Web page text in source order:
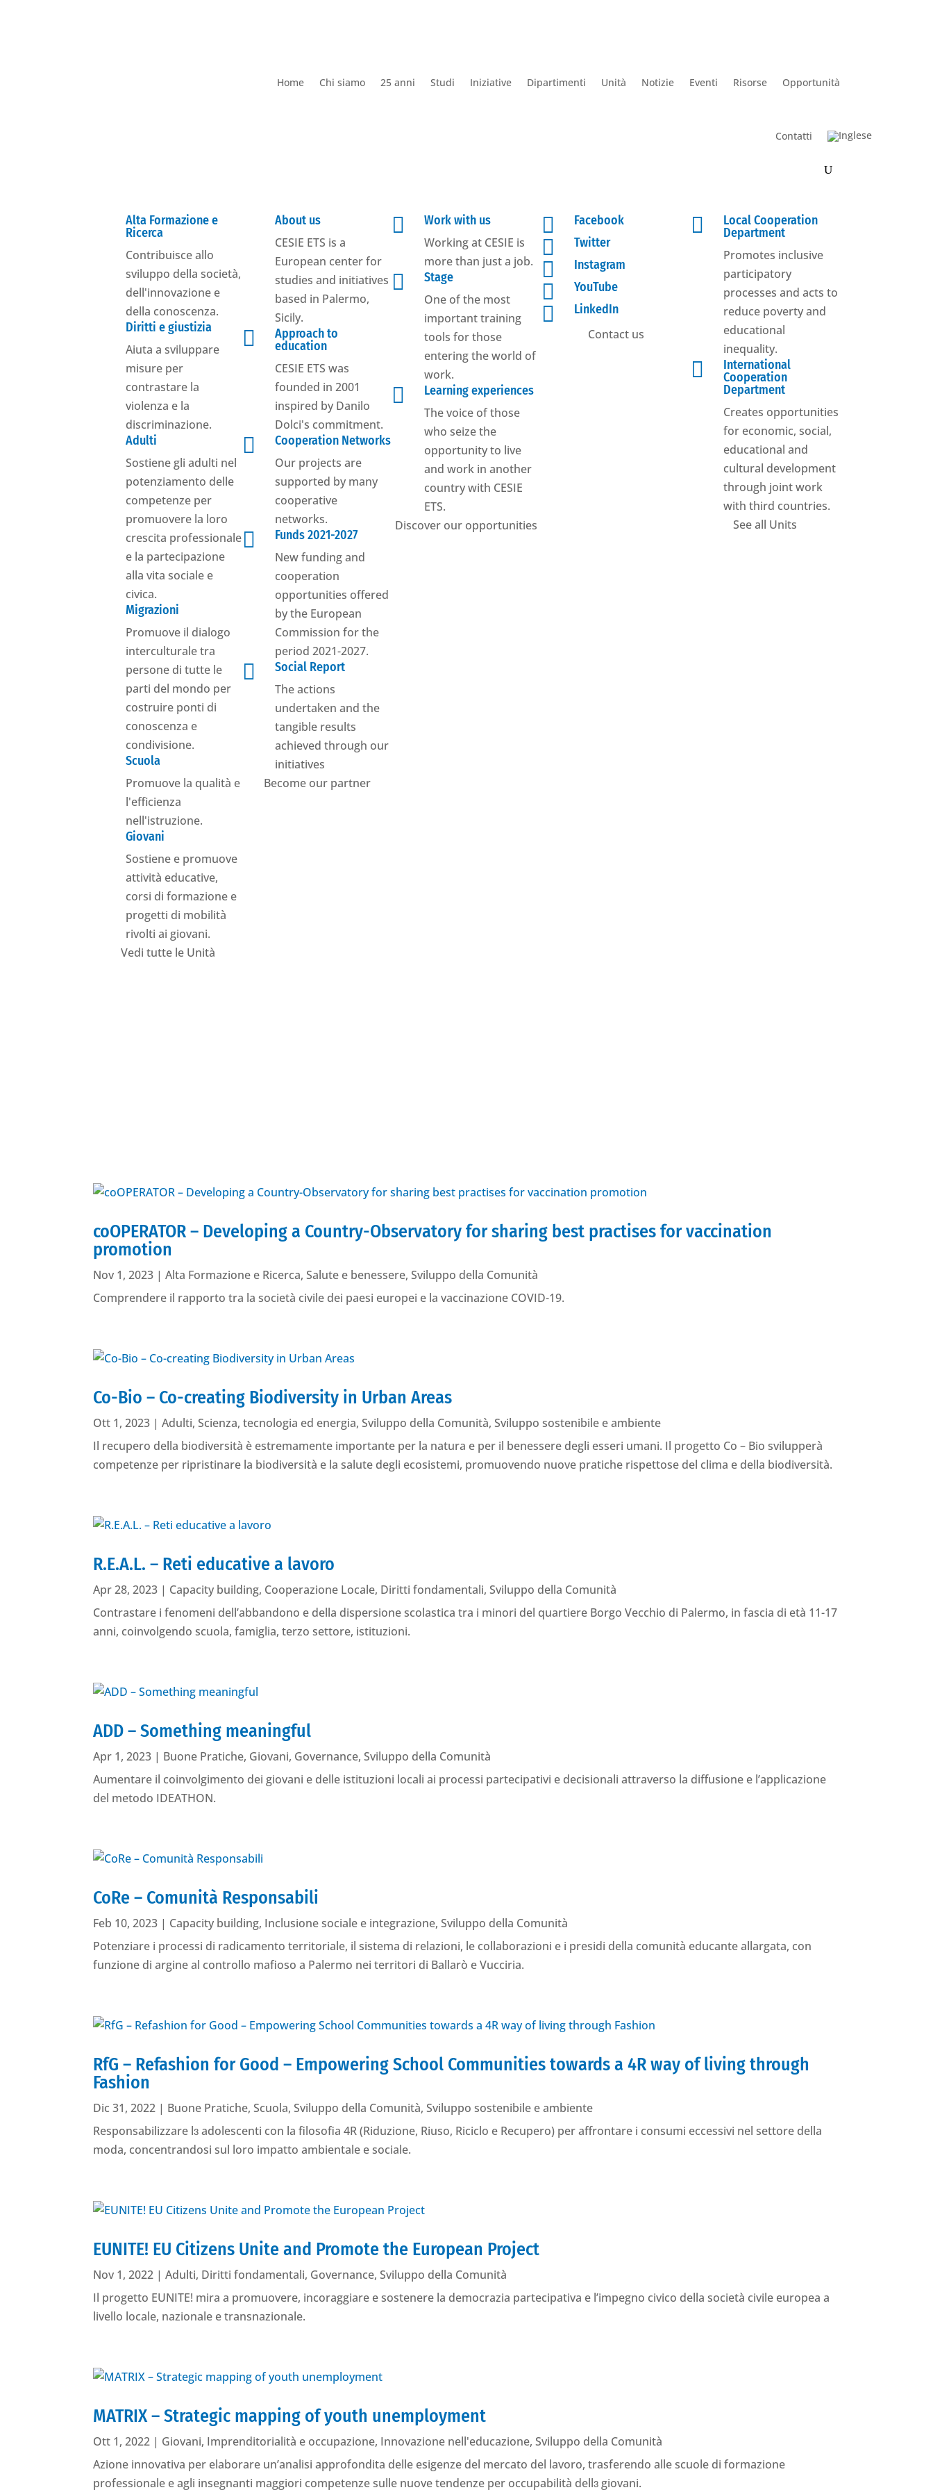
Home Chi siamo 25 anni Studi Iniziative Dipartimenti Unità Notizie Eventi Risorse Opportunità
Contatti
Alta Formazione e
Ricerca
Contribuisce allo
sviluppo della società,
dell'innovazione e
della conoscenza.
Diritti e giustizia
Aiuta a sviluppare
misure per
contrastare la
violenza e la
discriminazione.
Adulti
Sostiene gli adulti nel
potenziamento delle
competenze per
promuovere la loro
crescita professionale
e la partecipazione
alla vita sociale e
civica.
Migrazioni
Promuove il dialogo
interculturale tra
persone di tutte le
parti del mondo per
costruire ponti di
conoscenza e
condivisione.
Scuola
Promuove la qualità e
l'efficienza
nell'istruzione.
Giovani
Sostiene e promuove
attività educative,
corsi di formazione e
progetti di mobilità
rivolti ai giovani.
Vedi tutte le Unità
About us
CESIE ETS is a
European center for
studies and initiatives
based in Palermo,
Sicily.

Approach to
education
CESIE ETS was
founded in 2001
inspired by Danilo
Dolci's commitment.

Cooperation Networks
Our projects are
supported by many
cooperative
networks.

Funds 2021-2027
New funding and
cooperation
opportunities offered
by the European
Commission for the
period 2021-2027.

Social Report
The actions
undertaken and the
tangible results
achieved through our
initiatives
Become our partner

Work with us
Working at CESIE is
more than just a job.

Stage
One of the most
important training
tools for those
entering the world of
work.

Learning experiences
The voice of those
who seize the
opportunity to live
and work in another
country with CESIE
ETS.
Discover our opportunities
 Facebook
 Twitter
 Instagram
 YouTube

LinkedIn
Contact us

Local Cooperation
Department
Promotes inclusive
participatory
processes and acts to
reduce poverty and
educational
inequality.

International
Cooperation
Department
Creates opportunities
for economic, social,
educational and
cultural development
through joint work
with third countries.
See all Units
coOPERATOR – Developing a Country-Observatory for sharing best practises for vaccination
promotion
Nov 1, 2023 |Alta Formazione e Ricerca,Salute e benessere,Sviluppo della Comunità
Comprendere il rapporto tra la società civile dei paesi europei e la vaccinazione COVID-19.
Co-Bio – Co-creating Biodiversity in Urban Areas
Ott 1, 2023 |Adulti,Scienza, tecnologia ed energia,Sviluppo della Comunità,Sviluppo sostenibile e ambiente
Il recupero della biodiversità è estremamente importante per la natura e per il benessere degli esseri umani. Il progetto Co – Bio svilupperà
competenze per ripristinare la biodiversità e la salute degli ecosistemi, promuovendo nuove pratiche rispettose del clima e della biodiversità.
R.E.A.L. – Reti educative a lavoro
Apr 28, 2023 | Capacity building, Cooperazione Locale, Diritti fondamentali,Sviluppo della Comunità
Contrastare i fenomeni dell’abbandono e della dispersione scolastica tra i minori del quartiere Borgo Vecchio di Palermo, in fascia di età 11-17
anni, coinvolgendo scuola, famiglia, terzo settore, istituzioni.
ADD – Something meaningful
Apr 1, 2023 | Buone Pratiche, Giovani, Governance,Sviluppo della Comunità
Aumentare il coinvolgimento dei giovani e delle istituzioni locali ai processi partecipativi e decisionali attraverso la diffusione e l’applicazione
del metodo IDEATHON.
CoRe – Comunità Responsabili
Feb 10, 2023 | Capacity building, Inclusione sociale e integrazione,Sviluppo della Comunità
Potenziare i processi di radicamento territoriale, il sistema di relazioni, le collaborazioni e i presidi della comunità educante allargata, con
funzione di argine al controllo mafioso a Palermo nei territori di Ballarò e Vucciria.
RfG – Refashion for Good – Empowering School Communities towards a 4R way of living through
Fashion
Dic 31, 2022 | Buone Pratiche,Scuola,Sviluppo della Comunità,Sviluppo sostenibile e ambiente
Responsabilizzare lɜ adolescenti con la filosofia 4R (Riduzione, Riuso, Riciclo e Recupero) per affrontare i consumi eccessivi nel settore della
moda, concentrandosi sul loro impatto ambientale e sociale.
EUNITE! EU Citizens Unite and Promote the European Project
Nov 1, 2022 |Adulti, Diritti fondamentali, Governance,Sviluppo della Comunità
Il progetto EUNITE! mira a promuovere, incoraggiare e sostenere la democrazia partecipativa e l’impegno civico della società civile europea a
livello locale, nazionale e transnazionale.
MATRIX – Strategic mapping of youth unemployment
Ott 1, 2022 | Giovani, Imprenditorialità e occupazione, Innovazione nell'educazione,Sviluppo della Comunità
Azione innovativa per elaborare un’analisi approfondita delle esigenze del mercato del lavoro, trasferendo alle scuole di formazione
professionale e agli insegnanti maggiori competenze sulle nuove tendenze per occupabilità dellɜ giovani.